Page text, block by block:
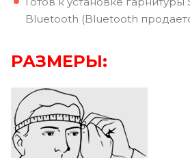
Bluetooth (Bluetooth
РАЗМЕРЫ: